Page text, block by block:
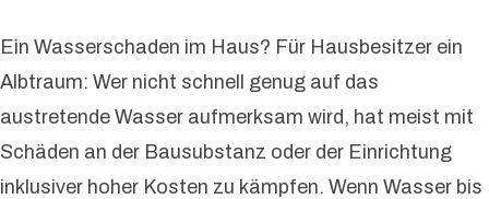
Ein Wasserschaden im Haus? Für Hausbesitzer ein
Albtraum: Wer nicht schnell genug auf das
austretende Wasser aufmerksam wird, hat meist mit
Schäden an der Bausubstanz oder der Einrichtung
inklusiver hoher Kosten zu kämpfen. Wenn Wasser bis